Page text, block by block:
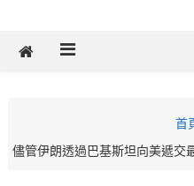
首
儘管伊朗透過巴基斯坦向美遞交